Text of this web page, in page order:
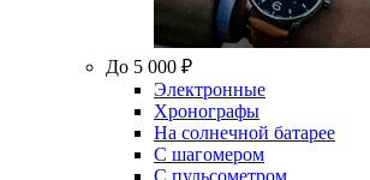
До 5 000 ₽
Электронные
Хронографы
На солнечной батарее
С шагомером
С пульсометром